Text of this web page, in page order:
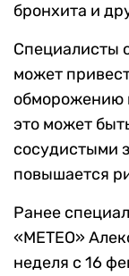
бронхита и
Специалисты
может
обморожению
это может
сосудистыми
повышается
Ранее
«МЕТЕО»
неделя с 16